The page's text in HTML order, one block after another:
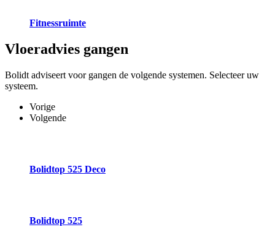
Fitnessruimte
Vloeradvies gangen
Bolidt adviseert voor gangen de volgende systemen. Selecteer uw
systeem.
Vorige
Volgende
Bolidtop 525 Deco
Bolidtop 525